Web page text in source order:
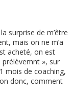
surprise de m’être
mais on ne m’a
acheté, on est
», sur
mois de coaching,
donc, comment